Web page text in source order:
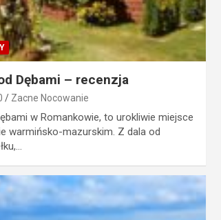
Dębami – recenzja
Zacne Nocowanie
w Romankowie, to urokliwie miejsce
warmińsko-mazurskim. Z dala od